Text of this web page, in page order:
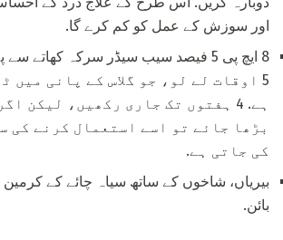
اور سوزش کے عمل کو کم کرے گا.
5 اوقات لے لو، جو گلاس کے پانی میں
ہے. 4 ہفتوں تک جاری رکھیں، لیکن
بڑھا جائے تو اسے استعمال کرنے کی
کی جاتی ہے.
بیریاں، شاخوں کے ساتھ سیاہ چائے کے کرمین
بائن.